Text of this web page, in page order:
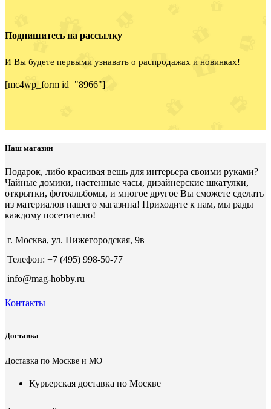
Подпишитесь на рассылку
И Вы будете первыми узнавать о распродажах и новинках!
[mc4wp_form id="8966"]
Наш магазин
Подарок, либо красивая вещь для интерьера своими руками?
Чайные домики, настенные часы, дизайнерские шкатулки,
открытки, фотоальбомы, и многое другое Вы сможете сделать
из материалов нашего магазина! Приходите к нам, мы рады
каждому посетителю!
г. Москва, ул. Нижегородская, 9в
Телефон: +7 (495) 998-50-77
info@mag-hobby.ru
Контакты
Доставка
Доставка по Москве и МО
Курьерская доставка по Москве